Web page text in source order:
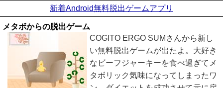
新着Android無料脱出ゲームアプリ
メタボからの脱出ゲーム
COGITO ERGO SUMさんから新し
い無料脱出ゲームが出たよ。大好き
なビーフジャーキーを食べ過ぎてメ
タボリック気味になってしまったワ